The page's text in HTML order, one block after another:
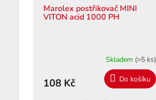
Marolex postřikovač MINI
VITON acid 1000 PH
Skladem (>5 ks)
108 Kč Do košíku